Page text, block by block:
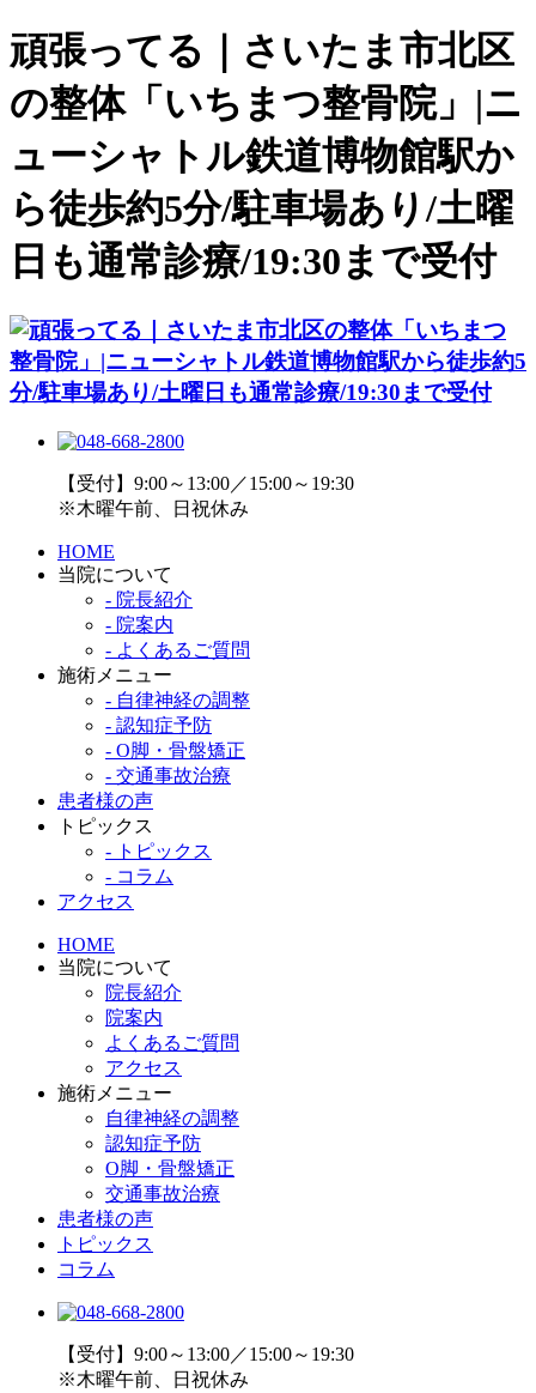
頑張ってる｜さいたま市北区
の整体「いちまつ整骨院」|ニ
ューシャトル鉄道博物館駅か
ら徒歩約5分/駐車場あり/土曜
日も通常診療/19:30まで受付
【受付】9:00～13:00／15:00～19:30
※木曜午前、日祝休み
HOME
当院について
- 院長紹介
- 院案内
- よくあるご質問
施術メニュー
- 自律神経の調整
- 認知症予防
- O脚・骨盤矯正
- 交通事故治療
患者様の声
トピックス
- トピックス
- コラム
アクセス
HOME
当院について
院長紹介
院案内
よくあるご質問
アクセス
施術メニュー
自律神経の調整
認知症予防
O脚・骨盤矯正
交通事故治療
患者様の声
トピックス
コラム
【受付】9:00～13:00／15:00～19:30
※木曜午前、日祝休み